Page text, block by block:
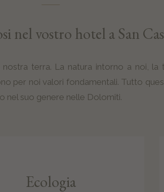
nel vostro hotel a San
terra. La natura intorno a noi, la
per noi valori fondamentali. Tutto
nel suo genere nelle Dolomiti.
Ecologia